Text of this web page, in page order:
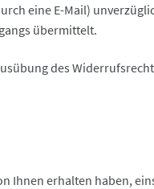
eine E-Mail)
übermittelt.
des
Ihnen erhalten haben,